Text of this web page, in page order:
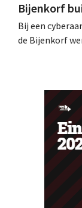
Bijenkorf
Bij een
de Bijenkorf